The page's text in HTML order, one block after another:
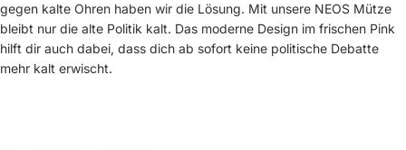
gegen kalte Ohren haben wir die Lösung. Mit unsere NEOS Mütze
bleibt nur die alte Politik kalt. Das moderne Design im frischen Pink
hilft dir auch dabei, dass dich ab sofort keine politische Debatte
mehr kalt erwischt.